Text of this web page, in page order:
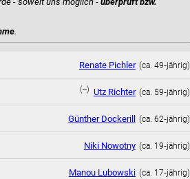
.
Renate Pichler (ca. 49‑jährig)
(--) Utz Richter (ca. 59‑jährig)
Günther Dockerill (ca. 62‑jährig)
Niki Nowotny (ca. 19‑jährig)
Manou Lubowski (ca. 17‑jährig)